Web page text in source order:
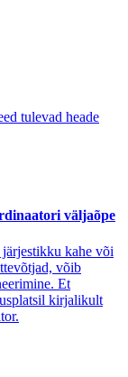
tulevad heade
väljaõpe
kahe või
võib
Et
kirjalikult